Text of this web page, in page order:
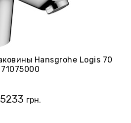
Hansgrohe Logis 70
71075000
5233 грн.